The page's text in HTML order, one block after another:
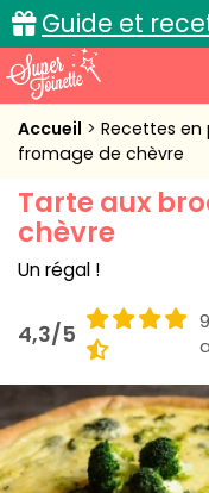
Guide et
Accueil
Cuisine pratique
L'actu cuisine
Accueil Recettes en
fromage de chèvre
Tarte aux
chèvre
Un régal !
4,3/5
9